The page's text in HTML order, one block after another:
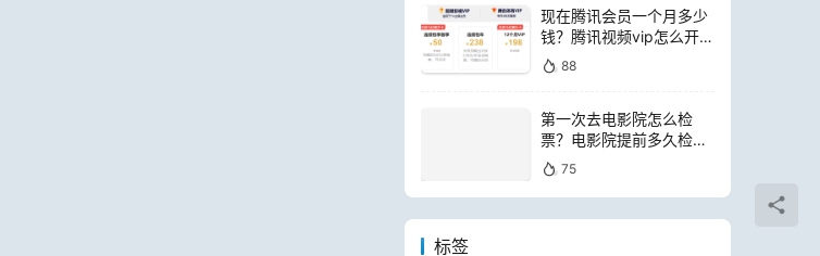
现在腾讯会员一个月多少
钱？腾讯视频vip怎么开通
便宜88
第一次去电影院怎么检
票？电影院提前多久检票
进场75
标签